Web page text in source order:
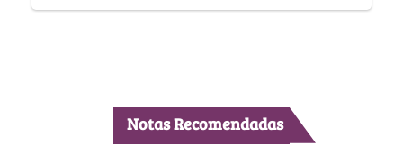
Notas Recomendadas